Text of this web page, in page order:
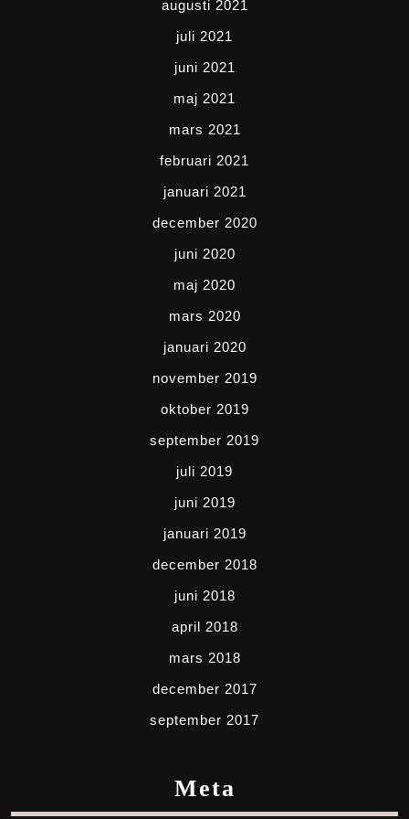
augusti 2021
juli 2021
juni 2021
maj 2021
mars 2021
februari 2021
januari 2021
december 2020
juni 2020
maj 2020
mars 2020
januari 2020
november 2019
oktober 2019
september 2019
juli 2019
juni 2019
januari 2019
december 2018
juni 2018
april 2018
mars 2018
december 2017
september 2017
Meta